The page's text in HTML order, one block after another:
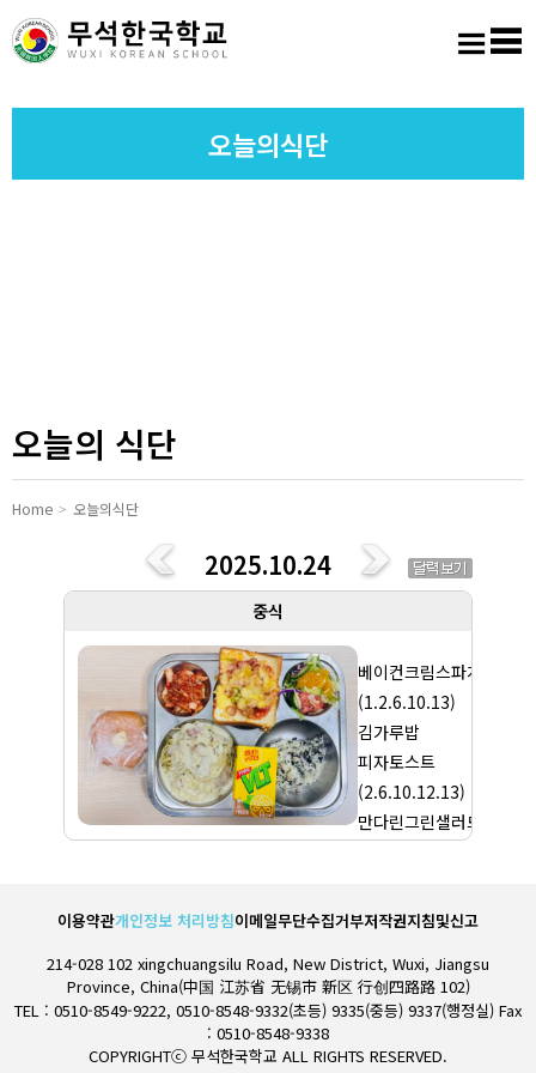
홈로그인회원가입사이트맵
학교도서실
오늘의식단
오늘의 식단
Home 오늘의식단
2025.10.24
중식
베이컨크림스파게티
(1.2.6.10.13)
김가루밥
피자토스트
(2.6.10.12.13)
만다린그린샐러드
이용약관개인정보 처리방침이메일무단수집거부저작권지침및신고
214-028 102 xingchuangsilu Road, New District, Wuxi, Jiangsu
Province, China(中国 江苏省 无锡市 新区 行创四路路 102)
TEL : 0510-8549-9222, 0510-8548-9332(초등) 9335(중등) 9337(행정실) Fax
: 0510-8548-9338
COPYRIGHTⓒ 무석한국학교 ALL RIGHTS RESERVED.